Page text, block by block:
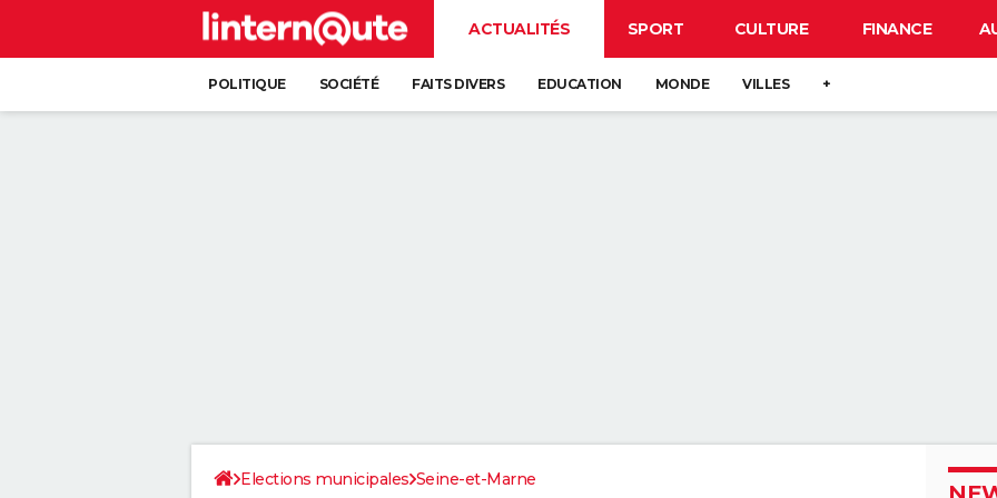
ACTUALITÉS SPORT CULTURE FINANCE
POLITIQUE SOCIÉTÉ FAITS DIVERS EDUCATION MONDE VILLES +
Elections municipales Seine-et-Marne